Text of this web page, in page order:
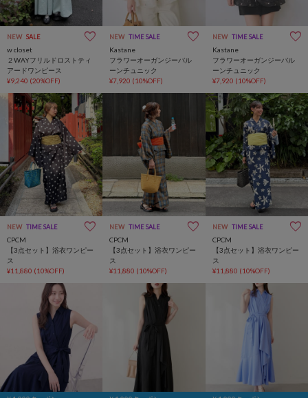
NEW SALE
w closet
２WAYフリルドロストティ
アードワンピース
¥9,240 (20%OFF)
NEW TIME SALE
Kastane
フラワーオーガンジーバル
ーンチュニック
¥7,920 (10%OFF)
NEW TIME SALE
Kastane
フラワーオーガンジーバル
ーンチュニック
¥7,920 (10%OFF)
NEW TIME SALE
CPCM
【3点セット】浴衣ワンピー
ス
¥11,880 (10%OFF)
NEW TIME SALE
CPCM
【3点セット】浴衣ワンピー
ス
¥11,880 (10%OFF)
NEW TIME SALE
CPCM
【3点セット】浴衣ワンピー
ス
¥11,880 (10%OFF)